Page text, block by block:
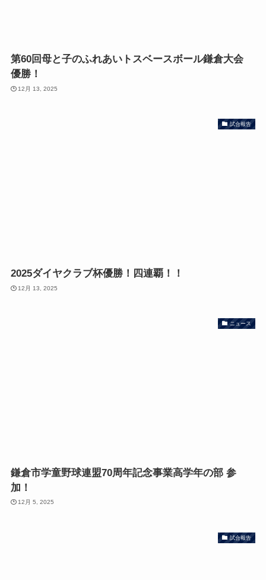
第60回母と子のふれあいトスベースボール鎌倉大会
優勝！
12月 13, 2025
試合報告
2025ダイヤクラブ杯優勝！四連覇！！
12月 13, 2025
ニュース
鎌倉市学童野球連盟70周年記念事業高学年の部 参
加！
12月 5, 2025
試合報告